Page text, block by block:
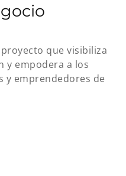
que visibiliza
y empodera a los
y emprendedores de